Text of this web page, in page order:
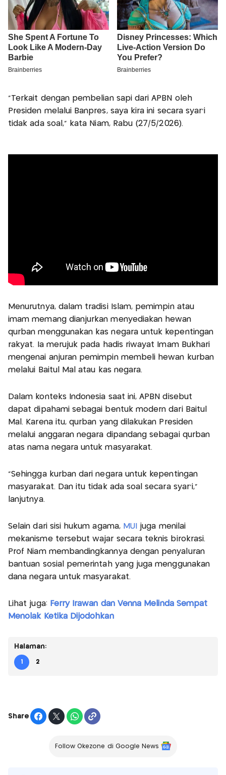
“Terkait dengan pembelian sapi dari APBN oleh
Presiden melalui Banpres, saya kira ini secara syar’i
tidak ada soal,” kata Niam, Rabu (27/5/2026).
Menurutnya, dalam tradisi Islam, pemimpin atau
imam memang dianjurkan menyediakan hewan
qurban menggunakan kas negara untuk kepentingan
rakyat. Ia merujuk pada hadis riwayat Imam Bukhari
mengenai anjuran pemimpin membeli hewan kurban
melalui Baitul Mal atau kas negara.
Dalam konteks Indonesia saat ini, APBN disebut
dapat dipahami sebagai bentuk modern dari Baitul
Mal. Karena itu, qurban yang dilakukan Presiden
melalui anggaran negara dipandang sebagai qurban
atas nama negara untuk masyarakat.
“Sehingga kurban dari negara untuk kepentingan
masyarakat. Dan itu tidak ada soal secara syar’i,”
lanjutnya.
Selain dari sisi hukum agama,MUI
juga menilai
mekanisme tersebut wajar secara teknis birokrasi.
Prof Niam membandingkannya dengan penyaluran
bantuan sosial pemerintah yang juga menggunakan
dana negara untuk masyarakat.
Lihat juga: Ferry Irawan dan Venna Melinda Sempat
Menolak Ketika Dijodohkan
Halaman:
1 2
Share
Follow Okezone di Google News